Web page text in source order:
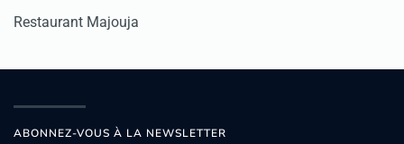
Restaurant Majouja
ABONNEZ-VOUS À LA NEWSLETTER